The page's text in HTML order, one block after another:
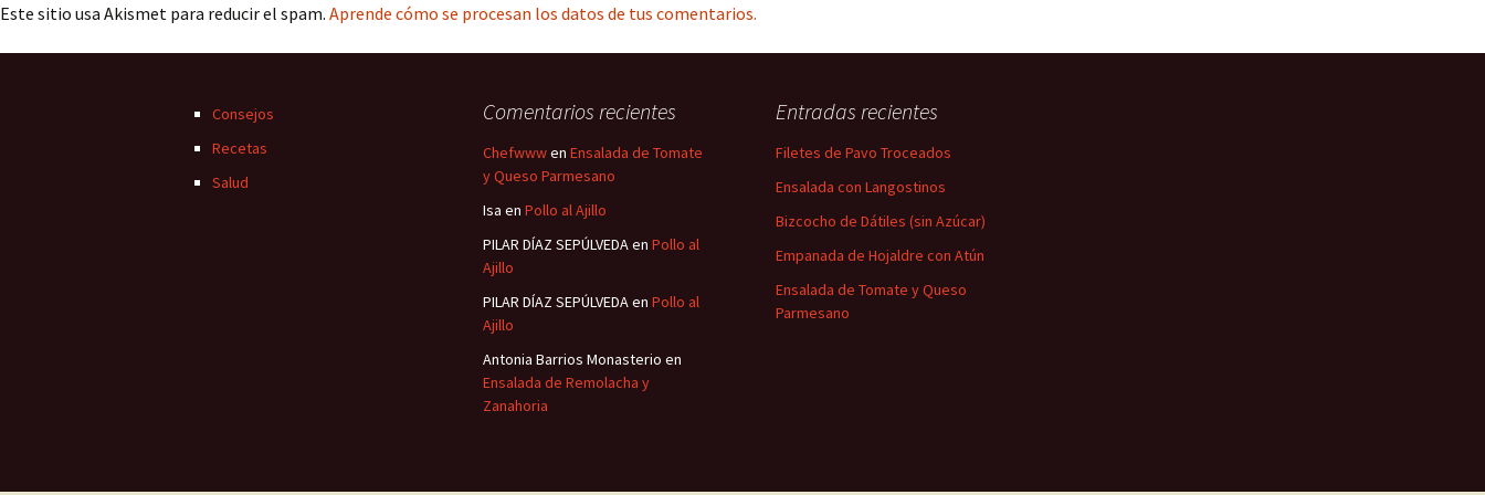
Este sitio usa Akismet para reducir el spam. Aprende cómo se procesan los datos de tus comentarios.
Consejos
Recetas
Salud
Comentarios recientes
Chefwwwen Ensalada de Tomate
y Queso Parmesano
Isa en Pollo al Ajillo
PILAR DÍAZ SEPÚLVEDAen Pollo al
Ajillo
PILAR DÍAZ SEPÚLVEDAen Pollo al
Ajillo
Antonia Barrios Monasterio en
Ensalada de Remolacha y
Zanahoria
Entradas recientes
Filetes de Pavo Troceados
Ensalada con Langostinos
Bizcocho de Dátiles (sin Azúcar)
Empanada de Hojaldre con Atún
Ensalada de Tomate y Queso
Parmesano